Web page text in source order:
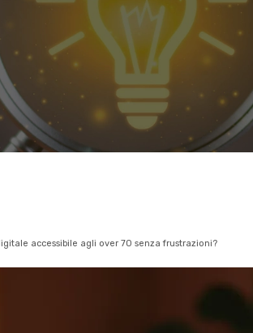
accessibile agli over 70 senza frustrazioni?